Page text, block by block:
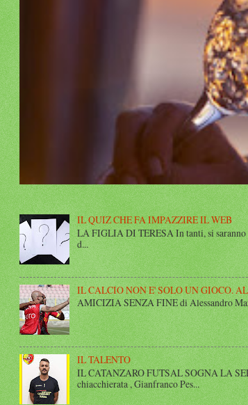
IL QUIZ CHE FA IMPAZZIRE IL WEB
LA FIGLIA DI TERESA In tanti, si saranno
d...
IL CALCIO NON E' SOLO UN GIOCO.
AMICIZIA SENZA FINE di Alessandro
IL TALENTO
IL CATANZARO FUTSAL SOGNA LA
chiacchierata , Gianfranco Pes...